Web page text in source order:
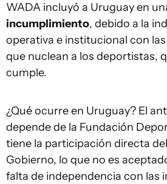
WADA incluyó a Uruguay en
incumplimiento, debido a la
operativa e institucional con
que nuclean a los deportistas,
cumple.
¿Qué ocurre en Uruguay? El
depende de la Fundación
tiene la participación directa
Gobierno, lo que no es
falta de independencia con las